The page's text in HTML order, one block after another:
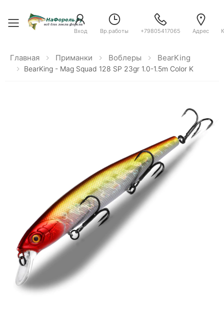
Toggle menu
Вход Вр.работы +79805417065 Адрес
Главная Приманки Воблеры BearKing
BearKing - Mag Squad 128 SP 23gr 1.0-1.5m Color K